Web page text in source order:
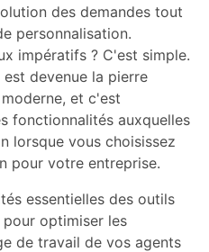
des demandes tout
personnalisation.
impératifs ? C'est simple.
devenue la pierre
et c'est
fonctionnalités auxquelles
lorsque vous choisissez
pour votre entreprise.
essentielles des outils
optimiser les
de travail de vos agents